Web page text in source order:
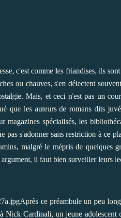
c'est comme les friandises, ils
ou chauves, s'en délectent
Mais, et ceci n'est pas un
que les auteurs de romans dits
magazines spécialisés, les
pas s'adonner sans restriction à ce
malgré le mépris de quelques
il faut bien surveiller leurs
Après ce préambule un peu
Nick Cardinali, un jeune adolescent